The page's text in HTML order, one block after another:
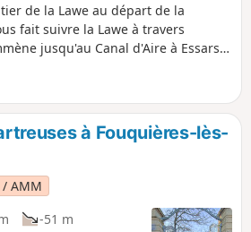
de la Lawe au départ de la
fait suivre la Lawe à travers
jusqu'au Canal d'Aire à Essars.
campagne.
à Fouquières-lès-
AMM
-51 m